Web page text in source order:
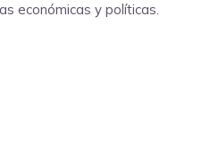
económicas y políticas.